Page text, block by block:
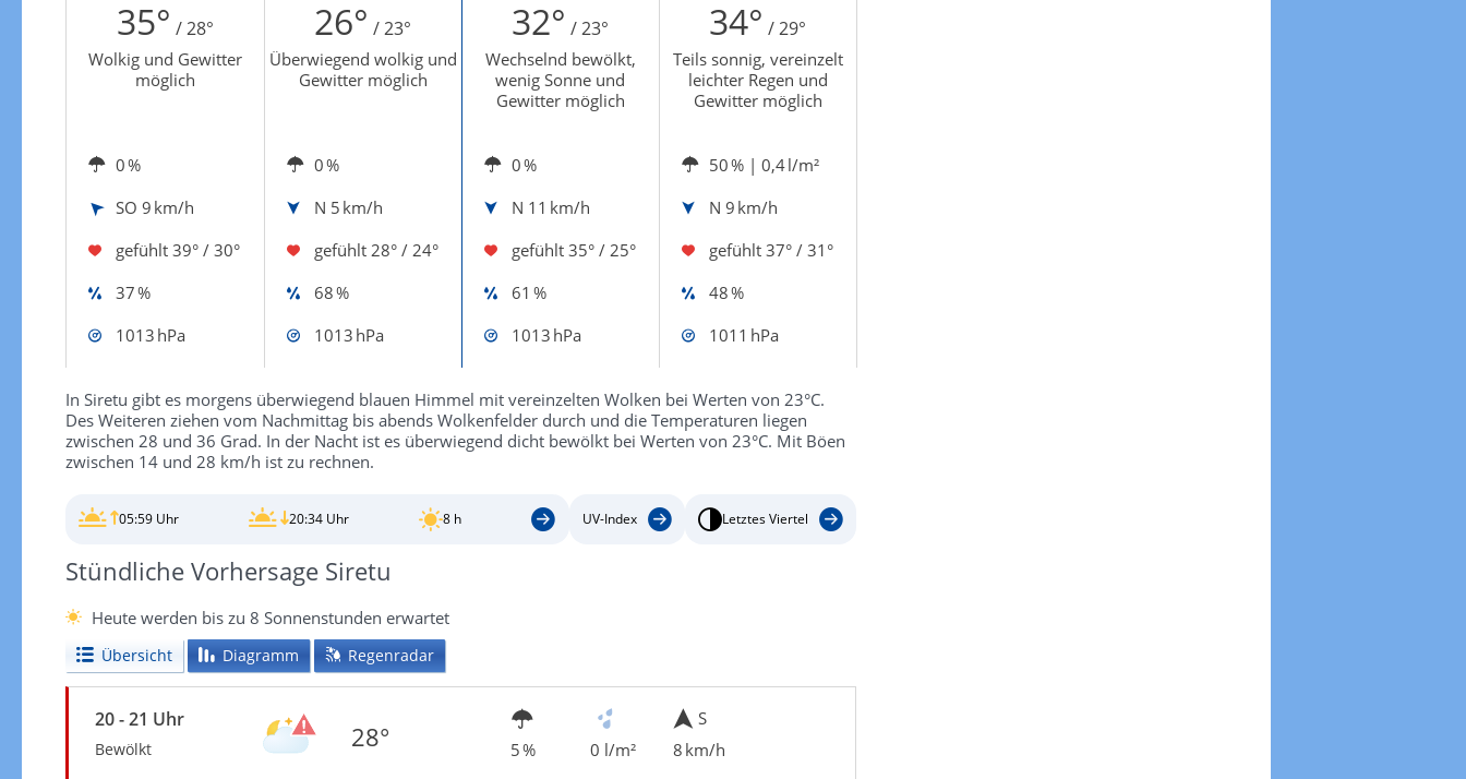
35° / 28° 26° / 23° 32° / 23° 34° / 29°
Wolkig und Gewitter
möglich
Überwiegend wolkig und
Gewitter möglich
Wechselnd bewölkt,
wenig Sonne und
Gewitter möglich
Teils sonnig, vereinzelt
leichter Regen und
Gewitter möglich
0 % 0 % 0 % 50 % | 0,4 l/m²
SO 9 km/h N 5 km/h N 11 km/h N 9 km/h
gefühlt 39° / 30° gefühlt 28° / 24° gefühlt 35° / 25° gefühlt 37° / 31°
37 %
68 % 61 %
48 %
1013 hPa
1013 hPa 1013 hPa 1011 hPa
In Siretu gibt es morgens überwiegend blauen Himmel mit vereinzelten Wolken bei Werten von 23°C.
Des Weiteren ziehen vom Nachmittag bis abends Wolkenfelder durch und die Temperaturen liegen
zwischen 28 und 36 Grad. In der Nacht ist es überwiegend dicht bewölkt bei Werten von 23°C. Mit Böen
zwischen 14 und 28 km/h ist zu rechnen.
05:59 Uhr 20:34 Uhr 8 h UV-Index Letztes Viertel
Stündliche Vorhersage Siretu
Heute werden bis zu 8 Sonnenstunden erwartet
Übersicht Diagramm Regenradar
20 - 21 Uhr
Bewölkt 28° 5 % 0 l/m²
S
8 km/h